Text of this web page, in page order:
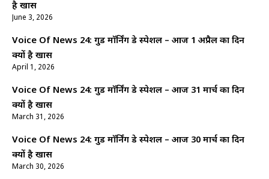
है खास
June 3, 2026
Voice Of News 24: गुड माॅर्निंग डे स्पेशल – आज 1 अप्रैल का दिन
क्यों है खास
April 1, 2026
Voice Of News 24: गुड माॅर्निंग डे स्पेशल – आज 31 मार्च का दिन
क्यों है खास
March 31, 2026
Voice Of News 24: गुड माॅर्निंग डे स्पेशल – आज 30 मार्च का दिन
क्यों है खास
March 30, 2026